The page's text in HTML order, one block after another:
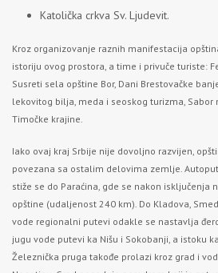
Katolička crkva Sv. Ljudevit.
Kroz organizovanje raznih manifestacija
istoriju ovog prostora, a time i privuče turiste:
Susreti sela opštine Bor, Dani Brestovačke
lekovitog bilja, meda i seoskog turizma, Sabor
Timočke krajine.
Iako ovaj kraj Srbije nije dovoljno razvijen,
povezana sa ostalim delovima zemlje.
stiže se do Paraćina, gde se nakon isključenja
opštine (udaljenost 240 km). Do Kladova,
vode regionalni putevi odakle se nastavlja
jugu vode putevi ka Nišu i Sokobanji, a istoku
Železnička pruga takođe prolazi kroz grad i